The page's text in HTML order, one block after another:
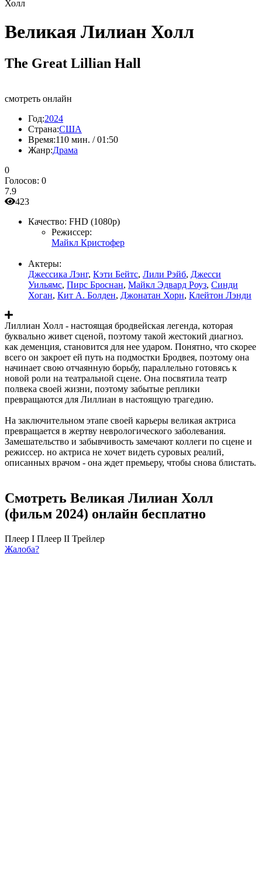
Холл
Великая Лилиан Холл
The Great Lillian Hall
смотреть онлайн
Год:2024
Страна:США
Время:110 мин. / 01:50
Жанр:Драма
0
Голосов: 0
7.9
423
Качество: FHD (1080p)
Режиссер:
Майкл Кристофер
Актеры:
Джессика Лэнг, Кэти Бейтс, Лили Рэйб, Джесси
Уильямс, Пирс Броснан, Майкл Эдвард Роуз, Синди
Хоган, Кит А. Болден, Джонатан Хорн, Клейтон Лэнди
Лиллиан Холл - настоящая бродвейская легенда, которая
буквально живет сценой, поэтому такой жестокий диагноз.
как деменция, становится для нее ударом. Понятно, что скорее
всего он закроет ей путь на подмостки Бродвея, поэтому она
начинает свою отчаянную борьбу, параллельно готовясь к
новой роли на театральной сцене. Она посвятила театр
полвека своей жизни, поэтому забытые реплики
превращаются для Лиллиан в настоящую трагедию.
На заключительном этапе своей карьеры великая актриса
превращается в жертву неврологического заболевания.
Замешательство и забывчивость замечают коллеги по сцене и
режиссер. но актриса не хочет видеть суровых реалий,
описанных врачом - она ждет премьеру, чтобы снова блистать.
Смотреть Великая Лилиан Холл
(фильм 2024) онлайн бесплатно
Плеер I Плеер II Трейлер
Жалоба?